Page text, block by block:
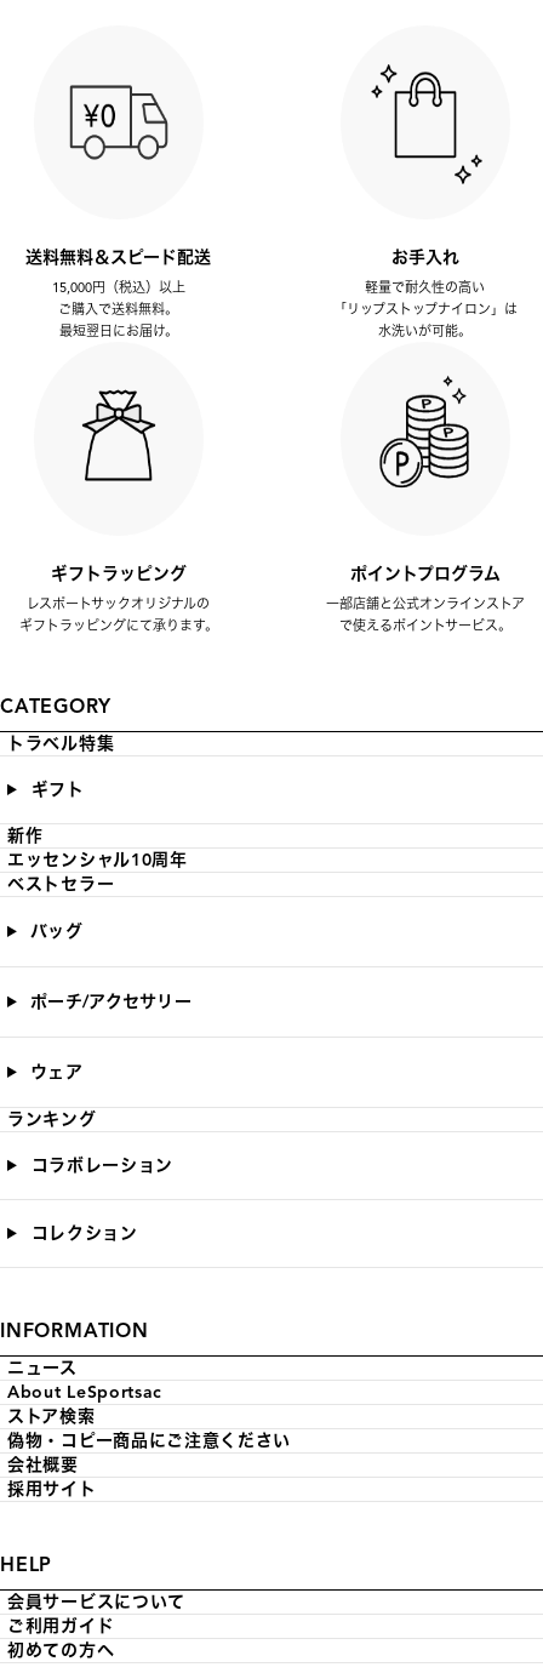
送料無料＆スピード配送
15,000円（税込）以上
ご購入で送料無料。
最短翌日にお届け。
お手入れ
軽量で耐久性の高い
「リップストップナイロン」は
水洗いが可能。
ギフトラッピング
レスポートサックオリジナルの
ギフトラッピングにて承ります。
ポイントプログラム
一部店舗と公式オンラインストア
で使えるポイントサービス。
CATEGORY
トラベル特集
ギフト
新作
エッセンシャル10周年
ベストセラー
バッグ
ポーチ/アクセサリー
ウェア
ランキング
コラボレーション
コレクション
INFORMATION
ニュース
About LeSportsac
ストア検索
偽物・コピー商品にご注意ください
会社概要
採用サイト
HELP
会員サービスについて
ご利用ガイド
初めての方へ